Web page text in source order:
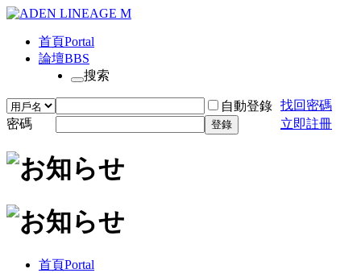
首頁Portal
論壇BBS
搜索
自動登錄 找回密碼
密碼
登錄 立即註冊
首頁Portal